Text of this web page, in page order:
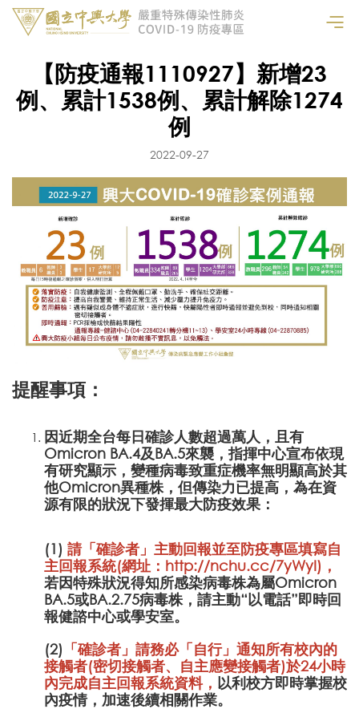
【防疫通報1110927】新增23
例、累計1538例、累計解除1274
例
2022-09-27
提醒事項：
因近期全台每日確診人數超過萬人，且有
Omicron BA.4及BA.5來襲，指揮中心宣布依現
有研究顯示，變種病毒致重症機率無明顯高於其
他Omicron異種株，但傳染力已提高，為在資
源有限的狀況下發揮最大防疫效果：
(1) 請「確診者」主動回報並至防疫專區填寫自
主回報系統(網址： http://nchu.cc/7yWyI) ，
若因特殊狀況得知所感染病毒株為屬Omicron
BA.5或BA.2.75病毒株，請主動“以電話”即時回
報健諮中心或學安室。
(2) 「確診者」請務必「自行」通知所有校內的
接觸者(密切接觸者、自主應變接觸者)於24小時
內完成自主回報系統資料， 以利校方即時掌握校
內疫情，加速後續相關作業。